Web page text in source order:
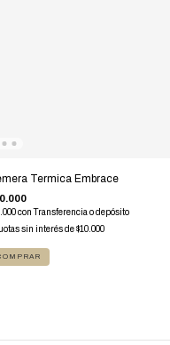
Termica Embrace
con Transferencia o depósito
sin interés de$10.000